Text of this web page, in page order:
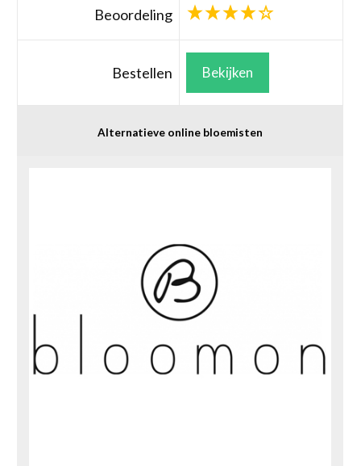
Beoordeling
Bestellen Bekijken
Alternatieve online bloemisten